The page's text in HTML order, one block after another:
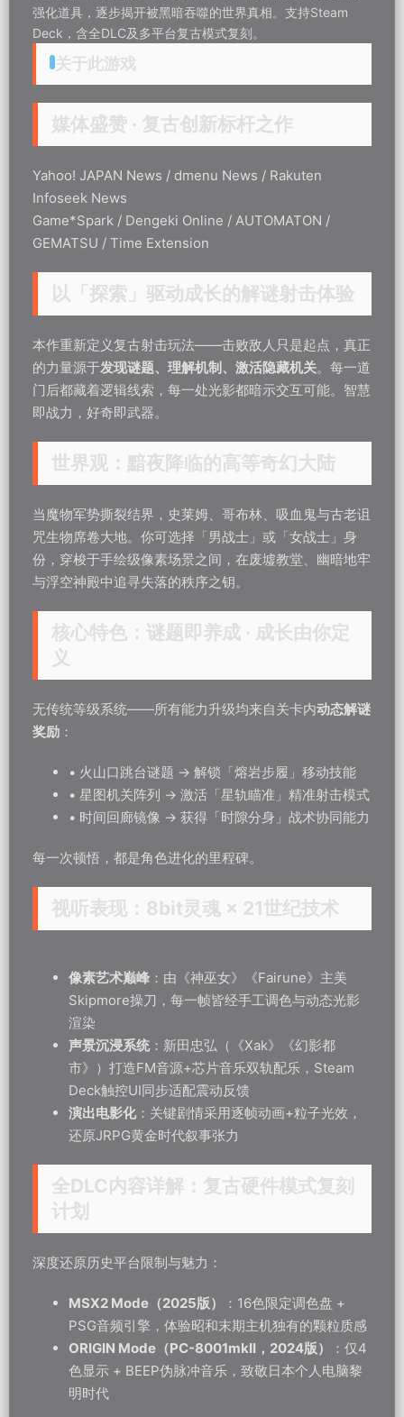
强化道具，逐步揭开被黑暗吞噬的世界真相。支持Steam
Deck，含全DLC及多平台复古模式复刻。
关于此游戏
媒体盛赞 · 复古创新标杆之作
Yahoo! JAPAN News / dmenu News / Rakuten
Infoseek News
Game*Spark / Dengeki Online / AUTOMATON /
GEMATSU / Time Extension
以「 探索 」驱动成长的解谜射击体验
本作重新定义复古射击玩法——击败敌人只是起点，真正
的力量源于发现谜题、理解机制、激活隐藏机关。每一道
门后都藏着逻辑线索，每一处光影都暗示交互可能。智慧
即战力，好奇即武器。
世界观：黯夜降临的高等奇幻大陆
当魔物军势撕裂结界，史莱姆、哥布林、吸血鬼与古老诅
咒生物席卷大地。你可选择「男战士」或「女战士」身
份，穿梭于手绘级像素场景之间，在废墟教堂、幽暗地牢
与浮空神殿中追寻失落的秩序之钥。
核心特色：谜题即养成 · 成长由你定
义
无传统等级系统——所有能力升级均来自关卡内动态解谜
奖励 ：
• 火山口跳台谜题 → 解锁「熔岩步履」移动技能
• 星图机关阵列 → 激活「星轨瞄准」精准射击模式
• 时间回廊镜像 → 获得「时隙分身」战术协同能力
每一次顿悟，都是角色进化的里程碑。
视听表现：8bit灵魂 × 21世纪技术
像素艺术巅峰 ：由《神巫女》《Fairune》主美
Skipmore操刀，每一帧皆经手工调色与动态光影
渲染
声景沉浸系统：新田忠弘（《Xak》《幻影都
市》）打造FM音源+芯片音乐双轨配乐，Steam
Deck触控UI同步适配震动反馈
演出电影化：关键剧情采用逐帧动画+粒子光效，
还原JRPG黄金时代叙事张力
全DLC内容详解 ：复古硬件模式复刻
计划
深度还原历史平台限制与魅力：
MSX2 Mode（2025版）
：16色限定调色盘 +
PSG音频引擎，体验昭和末期主机独有的颗粒质感
ORIGIN Mode（PC-8001mkII，2024版）
：仅4
色显示 + BEEP伪脉冲音乐，致敬日本个人电脑黎
明时代